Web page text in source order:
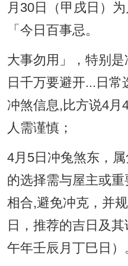
月30日（甲戌日）
「今日百事忌。
大事勿用」，特别
日千万要避开...日
冲煞信息,比方说4月
人需谨慎；
4月5日冲兔煞东，
的选择需与屋主或
相合,避免冲克，并
日，推荐的吉日及
午年壬辰月丁巳日）